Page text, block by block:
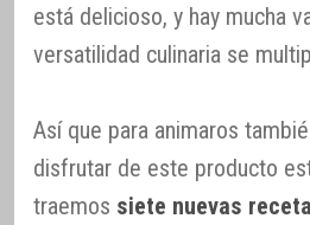
está delicioso, y hay mucha
versatilidad culinaria se
Así que para animaros
disfrutar de este producto
traemos siete nuevas